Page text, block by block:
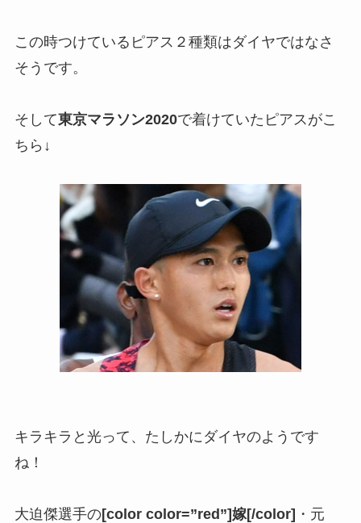
この時つけているピアス２種類はダイヤではなさ
そうです。
そして東京マラソン2020で着けていたピアスがこ
ちら↓
キラキラと光って、たしかにダイヤのようです
ね！
大迫傑選手の[color color=”red”]嫁[/color] ・元